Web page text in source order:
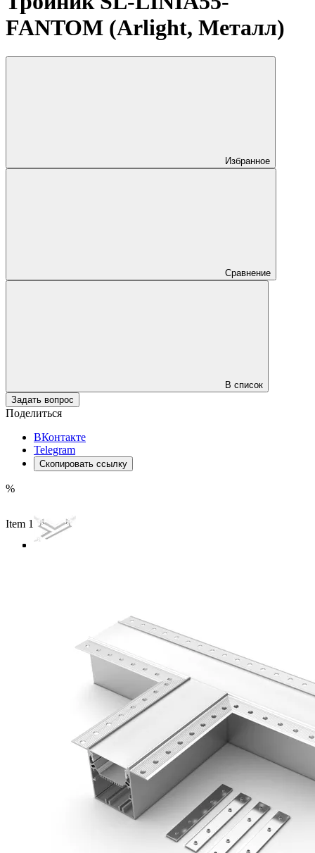
FANTOM (Arlight, Металл)
Избранное
Сравнение
В список
Задать вопрос
Поделиться
ВКонтакте
Telegram
Скопировать ссылку
%
Item 1 of 4